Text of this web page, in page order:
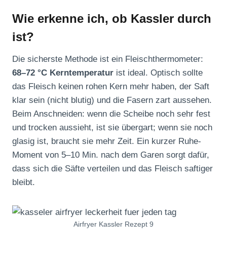
Wie erkenne ich, ob Kassler durch
ist?
Die sicherste Methode ist ein Fleischthermometer:
68–72 °C Kerntemperatur ist ideal. Optisch sollte
das Fleisch keinen rohen Kern mehr haben, der Saft
klar sein (nicht blutig) und die Fasern zart aussehen.
Beim Anschneiden: wenn die Scheibe noch sehr fest
und trocken aussieht, ist sie übergart; wenn sie noch
glasig ist, braucht sie mehr Zeit. Ein kurzer Ruhe-
Moment von 5–10 Min. nach dem Garen sorgt dafür,
dass sich die Säfte verteilen und das Fleisch saftiger
bleibt.
Airfryer Kassler Rezept 9